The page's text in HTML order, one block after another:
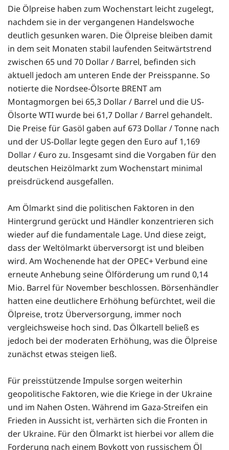
Die Ölpreise haben zum Wochenstart leicht zugelegt,
nachdem sie in der vergangenen Handelswoche
deutlich gesunken waren. Die Ölpreise bleiben damit
in dem seit Monaten stabil laufenden Seitwärtstrend
zwischen 65 und 70 Dollar / Barrel, befinden sich
aktuell jedoch am unteren Ende der Preisspanne. So
notierte die Nordsee-Ölsorte BRENT am
Montagmorgen bei 65,3 Dollar / Barrel und die US-
Ölsorte WTI wurde bei 61,7 Dollar / Barrel gehandelt.
Die Preise für Gasöl gaben auf 673 Dollar / Tonne nach
und der US-Dollar legte gegen den Euro auf 1,169
Dollar / €uro zu. Insgesamt sind die Vorgaben für den
deutschen Heizölmarkt zum Wochenstart minimal
preisdrückend ausgefallen.
Am Ölmarkt sind die politischen Faktoren in den
Hintergrund gerückt und Händler konzentrieren sich
wieder auf die fundamentale Lage. Und diese zeigt,
dass der Weltölmarkt überversorgt ist und bleiben
wird. Am Wochenende hat der OPEC+ Verbund eine
erneute Anhebung seine Ölförderung um rund 0,14
Mio. Barrel für November beschlossen. Börsenhändler
hatten eine deutlichere Erhöhung befürchtet, weil die
Ölpreise, trotz Überversorgung, immer noch
vergleichsweise hoch sind. Das Ölkartell beließ es
jedoch bei der moderaten Erhöhung, was die Ölpreise
zunächst etwas steigen ließ.
Für preisstützende Impulse sorgen weiterhin
geopolitische Faktoren, wie die Kriege in der Ukraine
und im Nahen Osten. Während im Gaza-Streifen ein
Frieden in Aussicht ist, verhärten sich die Fronten in
der Ukraine. Für den Ölmarkt ist hierbei vor allem die
Forderung nach einem Boykott von russischem Öl